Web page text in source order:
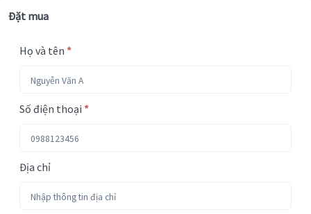
Đặt mua
Họ và tên *
Số điện thoại *
Địa chỉ